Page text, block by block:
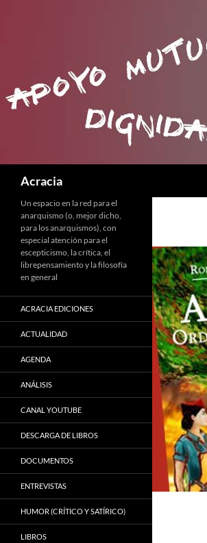
Acracia
Un espacio en la red para el
anarquismo (o, mejor dicho,
para los anarquismos), con
especial atención para el
escepticismo, la crítica, el
librepensamiento y la filosofía
en general
ACRACIA EDICIONES
ACTUALIDAD
AGENDA
ANÁLISIS
CANAL YOUTUBE
DESCARGA DE LIBROS
DOCUMENTOS
ENTREVISTAS
HUMOR (CRÍTICO Y SATÍRICO)
LIBROS